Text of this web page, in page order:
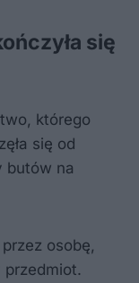
się
którego
się od
butów na
osobę,